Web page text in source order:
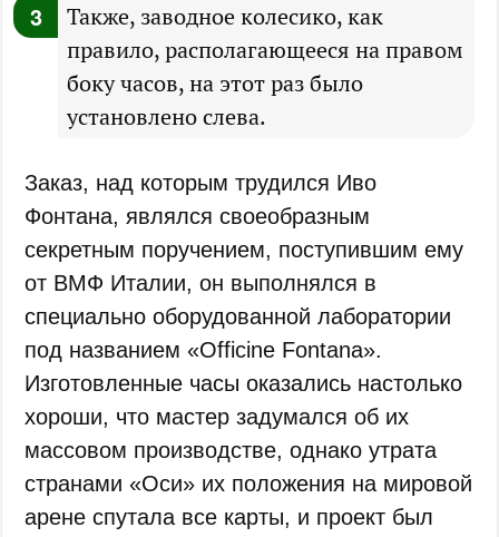
Также, заводное колесико, как
правило, располагающееся на правом
боку часов, на этот раз было
установлено слева.
Заказ, над которым трудился Иво
Фонтана, являлся своеобразным
секретным поручением, поступившим ему
от ВМФ Италии, он выполнялся в
специально оборудованной лаборатории
под названием «Officine Fontana».
Изготовленные часы оказались настолько
хороши, что мастер задумался об их
массовом производстве, однако утрата
странами «Оси» их положения на мировой
арене спутала все карты, и проект был